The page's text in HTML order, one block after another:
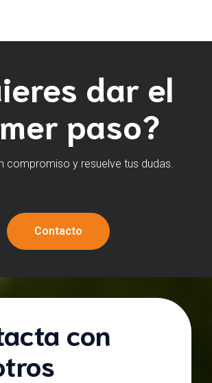
dar el
paso?
compromiso y resuelve tus dudas.
Contacto
con